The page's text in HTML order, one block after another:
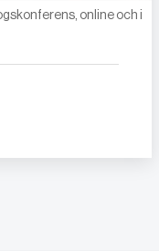
online och i